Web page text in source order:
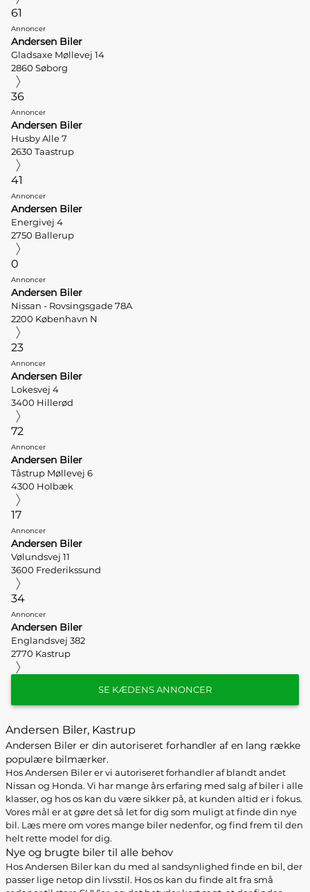
61
Annoncer
Andersen Biler
Gladsaxe Møllevej 14
2860 Søborg
36
Annoncer
Andersen Biler
Husby Alle 7
2630 Taastrup
41
Annoncer
Andersen Biler
Energivej 4
2750 Ballerup
0
Annoncer
Andersen Biler
Nissan - Rovsingsgade 78A
2200 København N
23
Annoncer
Andersen Biler
Lokesvej 4
3400 Hillerød
72
Annoncer
Andersen Biler
Tåstrup Møllevej 6
4300 Holbæk
17
Annoncer
Andersen Biler
Vølundsvej 11
3600 Frederikssund
34
Annoncer
Andersen Biler
Englandsvej 382
2770 Kastrup
SE KÆDENS ANNONCER
Andersen Biler, Kastrup
Andersen Biler er din autoriseret forhandler af en lang række
populære bilmærker.
Hos Andersen Biler er vi autoriseret forhandler af blandt andet
Nissan og Honda. Vi har mange års erfaring med salg af biler i alle
klasser, og hos os kan du være sikker på, at kunden altid er i fokus.
Vores mål er at gøre det så let for dig som muligt at finde din nye
bil. Læs mere om vores mange biler nedenfor, og find frem til den
helt rette model for dig.
Nye og brugte biler til alle behov
Hos Andersen Biler kan du med al sandsynlighed finde en bil, der
passer lige netop din livsstil. Hos os kan du finde alt fra små